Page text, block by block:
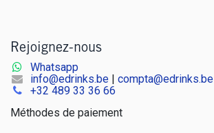
Rejoignez-nous
Whatsapp
info@edrinks.be| compta@edrinks.be
+32 489 33 36 66
Méthodes de paiement